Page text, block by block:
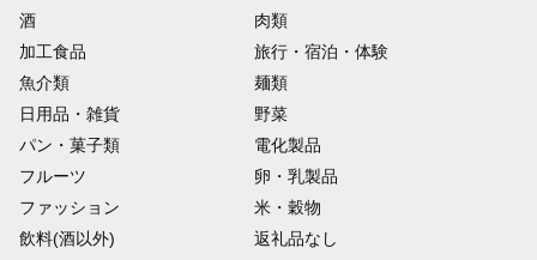
酒
肉類
加工食品
旅行・宿泊・体験
魚介類
麺類
日用品・雑貨
野菜
パン・菓子類
電化製品
フルーツ
卵・乳製品
ファッション
米・穀物
飲料(酒以外)
返礼品なし